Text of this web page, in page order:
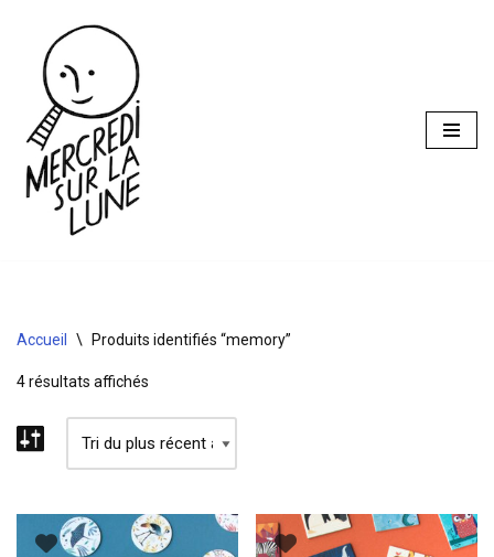
Aller
contenu
Accueil \ Produits identifiés “memory”
4 résultats affichés